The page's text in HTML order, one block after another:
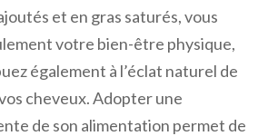
et en gras saturés, vous
votre bien-être physique,
également à l’éclat naturel de
cheveux. Adopter une
de son alimentation permet de